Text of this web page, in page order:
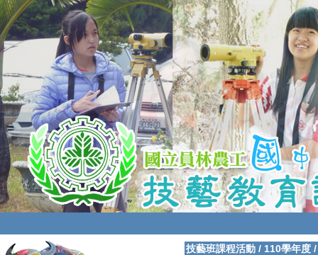
技藝班課程活動 / 110學年度